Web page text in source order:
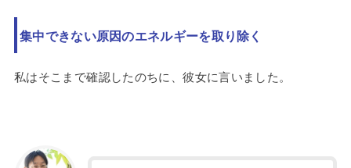
集中できない原因のエネルギーを取り除く
私はそこまで確認したのちに、彼女に言いました。